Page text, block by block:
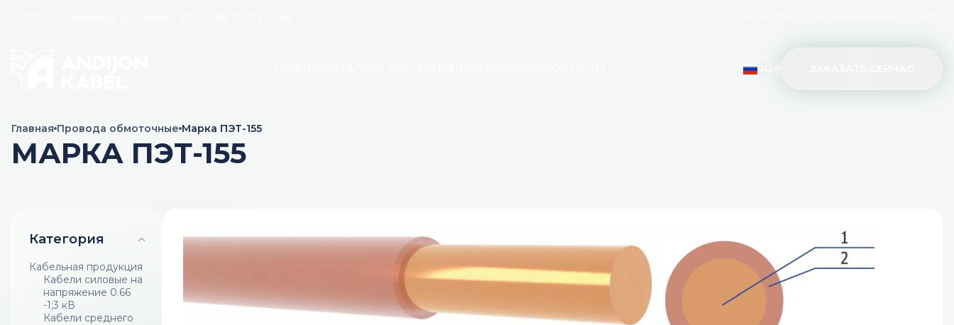
Главная Провода обмоточные Марка ПЭТ-155
МАРКА ПЭТ-155
Категория
Кабельная продукция
Кабели силовые на
напряжение 0.66
-1;3 кВ
Кабели среднего